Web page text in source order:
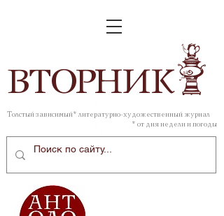
ВТОРНИК
Толстый зависимый* литературно-художественный журнал
* от дня недели и погоды